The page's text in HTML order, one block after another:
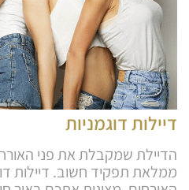
דיילות דוגמניות
הדיילת שמקבלת את פני
ממלאת תפקיד חשוב. דיילות